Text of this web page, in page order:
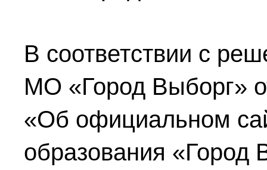
В соответствии с
МО «Город Выборг»
«Об официальном
образования «Город